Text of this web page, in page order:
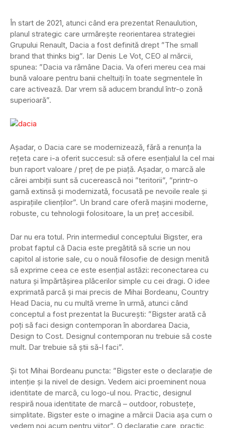
În start de 2021, atunci când era prezentat Renaulution,
planul strategic care urmărește reorientarea strategiei
Grupului Renault, Dacia a fost definită drept ”The small
brand that thinks big”. Iar Denis Le Vot, CEO al mărcii,
spunea: ”Dacia va rămâne Dacia. Va oferi mereu cea mai
bună valoare pentru banii cheltuiți în toate segmentele în
care activează. Dar vrem să aducem brandul într-o zonă
superioară”.
Așadar, o Dacia care se modernizează, fără a renunța la
rețeta care i-a oferit succesul: să ofere esențialul la cel mai
bun raport valoare / preț de pe piață. Așadar, o marcă ale
cărei ambiții sunt să cucerească noi ”teritorii”, ”printr-o
gamă extinsă și modernizată, focusată pe nevoile reale și
aspirațiile clienților”. Un brand care oferă mașini moderne,
robuste, cu tehnologii folositoare, la un preț accesibil.
Dar nu era totul. Prin intermediul conceptului Bigster, era
probat faptul că Dacia este pregătită să scrie un nou
capitol al istorie sale, cu o nouă filosofie de design menită
să exprime ceea ce este esențial astăzi: reconectarea cu
natura și împărtășirea plăcerilor simple cu cei dragi. O idee
exprimată parcă și mai precis de Mihai Bordeanu, Country
Head Dacia, nu cu multă vreme în urmă, atunci când
conceptul a fost prezentat la București: ”Bigster arată că
poți să faci design contemporan în abordarea Dacia,
Design to Cost. Designul contemporan nu trebuie să coste
mult. Dar trebuie să știi să-l faci”.
Și tot Mihai Bordeanu puncta: ”Bigster este o declarație de
intenție și la nivel de design. Vedem aici proeminent noua
identitate de marcă, cu logo-ul nou. Practic, designul
respiră noua identitate de marcă – outdoor, robustețe,
simplitate. Bigster este o imagine a mărcii Dacia așa cum o
vedem noi acum pentru viitor”. O declarație care, practic,